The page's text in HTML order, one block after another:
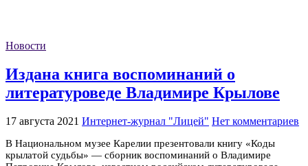
Новости
Издана книга воспоминаний о
литературоведе Владимире Крылове
17 августа 2021 Интернет-журнал "Лицей" Нет комментариев
В Национальном музее Карелии презентовали книгу «Коды
крылатой судьбы» — сборник воспоминаний о Владимире